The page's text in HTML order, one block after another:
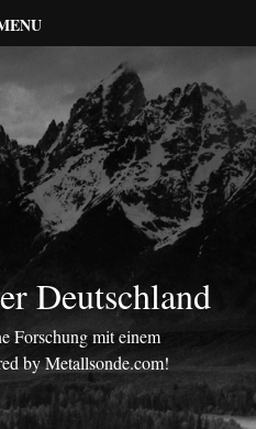
Deutschland
Forschung mit einem
by Metallsonde.com!